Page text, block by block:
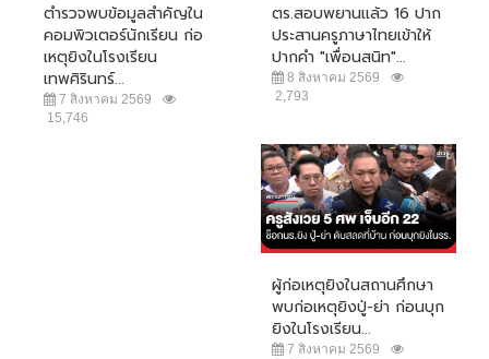
ตำรวจพบข้อมูลสำคัญใน
คอมพิวเตอร์นักเรียน ก่อ
เหตุยิงในโรงเรียน
เทพศิรินทร์...
7 สิงหาคม 2569
15,746
ตร.สอบพยานแล้ว 16 ปาก
ประสานครูภาษาไทยเข้าให้
ปากคำ "เพื่อนสนิท"...
8 สิงหาคม 2569
2,793
ผู้ก่อเหตุยิงในสถานศึกษา
พบก่อเหตุยิงปู่-ย่า ก่อนบุก
ยิงในโรงเรียน...
7 สิงหาคม 2569